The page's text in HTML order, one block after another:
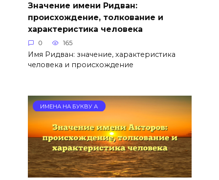
Значение имени Ридван:
происхождение, толкование и
характеристика человека
0 165
Имя Ридван: значение, характеристика
человека и происхождение
ИМЕНА НА БУКВУ А